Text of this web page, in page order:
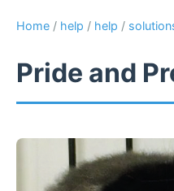
Home / help / help /
Pride and